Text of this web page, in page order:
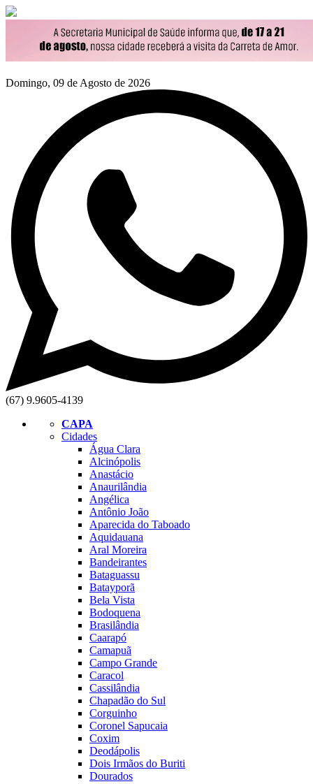
Domingo, 09 de Agosto de 2026
(67) 9.9605-4139
CAPA
Cidades
Água Clara
Alcinópolis
Anastácio
Anaurilândia
Angélica
Antônio João
Aparecida do Taboado
Aquidauana
Aral Moreira
Bandeirantes
Bataguassu
Batayporã
Bela Vista
Bodoquena
Brasilândia
Caarapó
Camapuã
Campo Grande
Caracol
Cassilândia
Chapadão do Sul
Corguinho
Coronel Sapucaia
Coxim
Deodápolis
Dois Irmãos do Buriti
Dourados